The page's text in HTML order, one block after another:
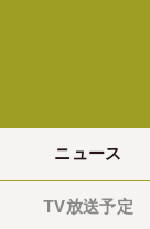
ニュース
TV放送予定